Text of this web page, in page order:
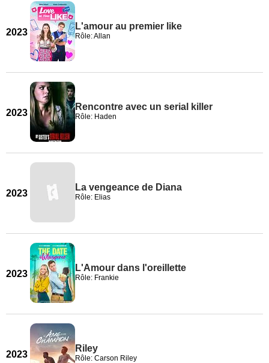
2023
L'amour au premier like
Rôle: Allan
2023
Rencontre avec un serial killer
Rôle: Haden
2023
La vengeance de Diana
Rôle: Elias
2023
L'Amour dans l'oreillette
Rôle: Frankie
2023
Riley
Rôle: Carson Riley